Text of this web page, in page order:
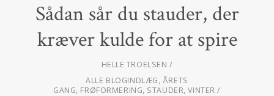
Sådan sår du stauder, der
kræver kulde for at spire
HELLE TROELSEN
ALLE BLOGINDLÆG, ÅRETS
GANG, FRØFORMERING, STAUDER,VINTER